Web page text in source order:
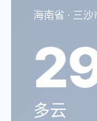
海南省 · 三沙
多云